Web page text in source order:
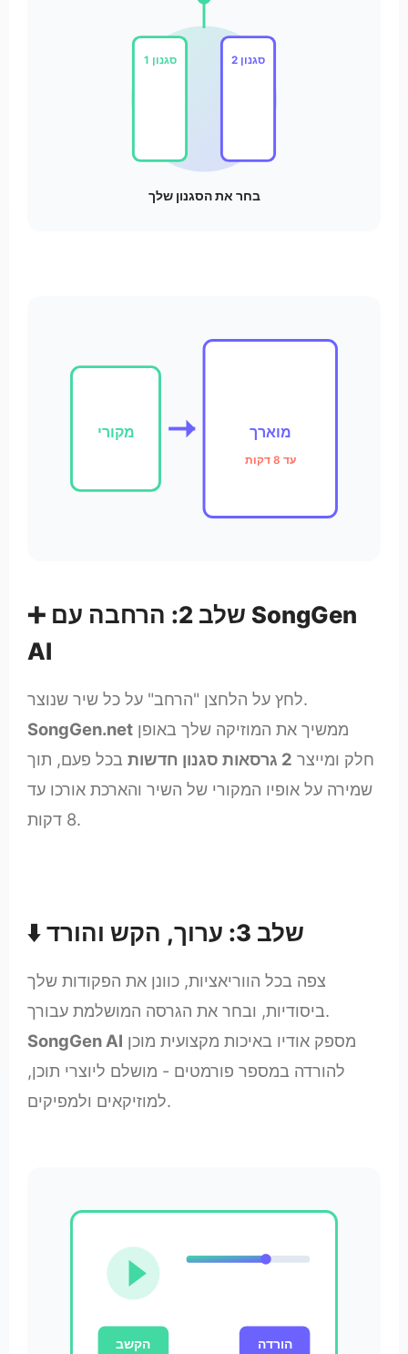
סגנון 1 סגנון 2
בחר את הסגנון שלך
מקורי מוארך
עד 8 דקות
➕ שלב 2: הרחבה עם SongGen
AI
לחץ על הלחצן "הרחב" על כל שיר שנוצר.
SongGen.net
חלק ומייצר 2 גרסאות סגנון חדשות
בכל פעם, תוך
שמירה על אופיו המקורי של השיר והארכת אורכו עד
8 דקות.
⬇️ שלב 3: ערוך, הקש והורד
צפה בכל הווריאציות, כוונן את הפקודות שלך
ביסודיות, ובחר את הגרסה המושלמת עבורך.
SongGen AI
להורדה במספר פורמטים - מושלם ליוצרי תוכן,
למוזיקאים ולמפיקים.
הקשב הורדה